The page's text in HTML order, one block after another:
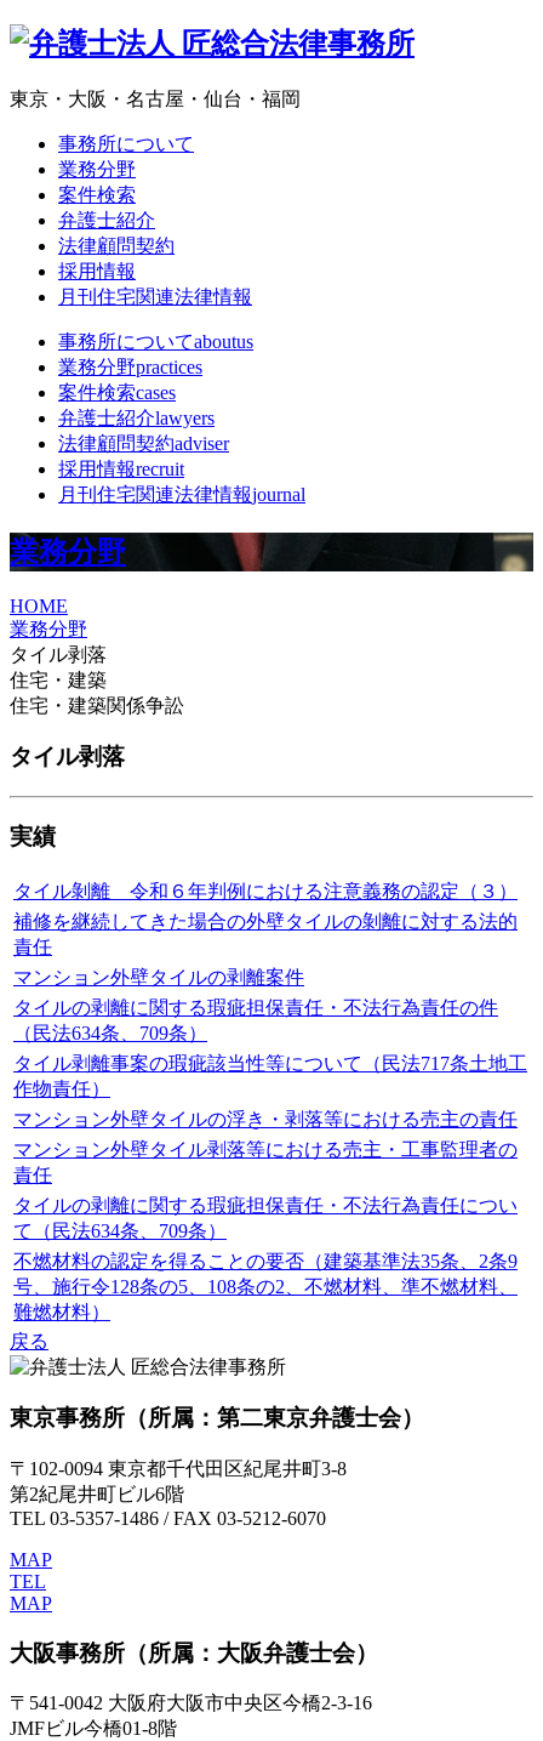
東京・大阪・名古屋・仙台・福岡
事務所について
業務分野
案件検索
弁護士紹介
法律顧問契約
採用情報
月刊住宅関連法律情報
事務所についてaboutus
業務分野practices
案件検索cases
弁護士紹介lawyers
法律顧問契約adviser
採用情報recruit
月刊住宅関連法律情報journal
業務分野
HOME
業務分野
タイル剥落
住宅・建築
住宅・建築関係争訟
タイル剥落
実績
タイル剝離 令和６年判例における注意義務の認定（３）
補修を継続してきた場合の外壁タイルの剝離に対する法的
責任
マンション外壁タイルの剥離案件
タイルの剥離に関する瑕疵担保責任・不法行為責任の件
（民法634条、709条）
タイル剥離事案の瑕疵該当性等について（民法717条土地工
作物責任）
マンション外壁タイルの浮き・剥落等における売主の責任
マンション外壁タイル剥落等における売主・工事監理者の
責任
タイルの剥離に関する瑕疵担保責任・不法行為責任につい
て（民法634条、709条）
不燃材料の認定を得ることの要否（建築基準法35条、2条9
号、施行令128条の5、108条の2、不燃材料、準不燃材料、
難燃材料）
戻る
東京事務所 （所属：第二東京弁護士会）
〒102-0094 東京都千代田区紀尾井町3-8
第2紀尾井町ビル6階
TEL 03-5357-1486 / FAX 03-5212-6070
MAP
TEL
MAP
大阪事務所 （所属：大阪弁護士会）
〒541-0042 大阪府大阪市中央区今橋2-3-16
JMFビル今橋01-8階